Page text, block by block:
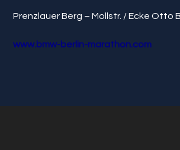
Prenzlauer Berg – Mollstr. / Ecke Otto
www.bmw-berlin-marathon.com